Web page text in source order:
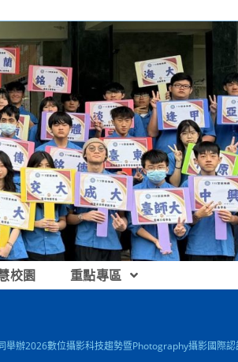
校園 重點專區
辦2026數位攝影科技趨勢暨Photography攝影國際